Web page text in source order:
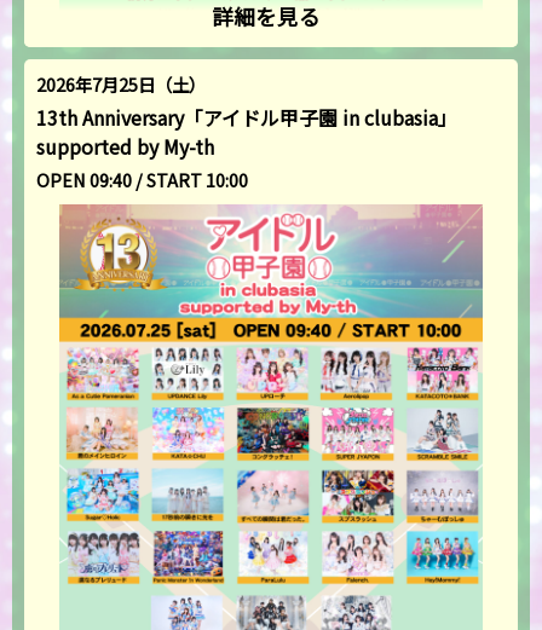
詳細を見る
2026年7月25日（土）
13th Anniversary「アイドル甲子園 in clubasia」
supported by My-th
OPEN 09:40 / START 10:00